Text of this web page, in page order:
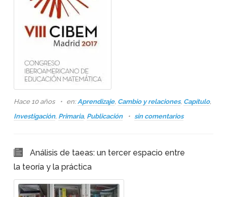
Hace 10 años en:Aprendizaje, Cambio y relaciones, Capítulo,
Investigación, Primaria, Publicación sin comentarios
Análisis de taeas: un tercer espacio entre
la teoría y la práctica